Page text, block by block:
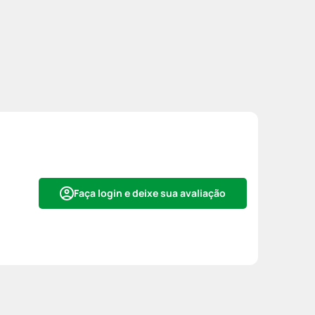
Faça login e deixe sua avaliação